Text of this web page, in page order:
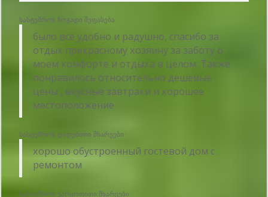
სასტუმროს ზოგადი შეფასება:
было всё удобно и радушно, спасибо за
отдых прекрасному хозяину за заботу о
моем комфорте и отдыха в целом. Также
понравилось относительно дешевые
цены , вкусные завтраки и хорошее
местоположение
სასტუმროს დადებითი მხარეები:
хорошо обустроенный гостевой дом с
ремонтом
სასტუმროს უარყოფითი მხარეები: